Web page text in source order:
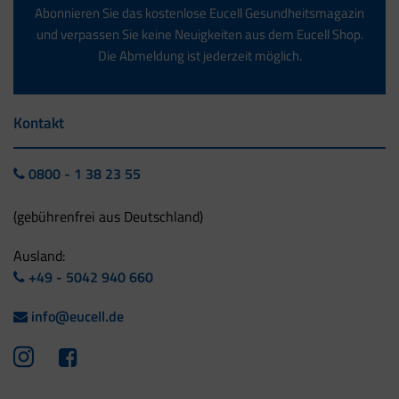
Abonnieren Sie das kostenlose Eucell Gesundheitsmagazin
und verpassen Sie keine Neuigkeiten aus dem Eucell Shop.
Die Abmeldung ist jederzeit möglich.
Kontakt
0800 - 1 38 23 55
(gebührenfrei aus Deutschland)
Ausland:
+49 - 5042 940 660
info@eucell.de